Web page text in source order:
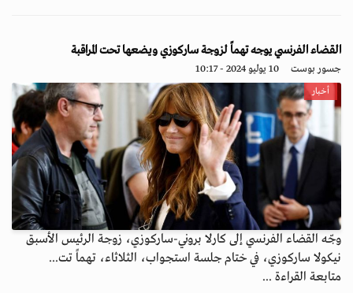
القضاء الفرنسي يوجه تهماً لزوجة ساركوزي ويضعها تحت المراقبة
جسور بوست 10 يوليو 2024 - 10:17
أخبار
وجّه القضاء الفرنسي إلى كارلا بروني-ساركوزي، زوجة الرئيس الأسبق
نيكولا ساركوزي، في ختام جلسة استجواب، الثلاثاء، تهماً تت...
متابعة القراءة ...